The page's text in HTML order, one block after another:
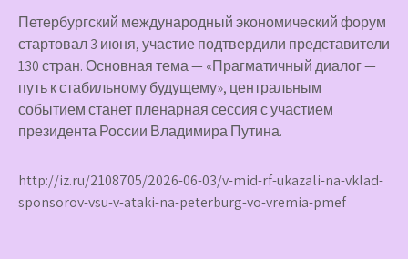
Петербургский международный экономический форум
стартовал 3 июня, участие подтвердили представители
130 стран. Основная тема — «Прагматичный диалог —
путь к стабильному будущему», центральным
событием станет пленарная сессия с участием
президента России Владимира Путина.
http://iz.ru/2108705/2026-06-03/v-mid-rf-ukazali-na-vklad-
sponsorov-vsu-v-ataki-na-peterburg-vo-vremia-pmef